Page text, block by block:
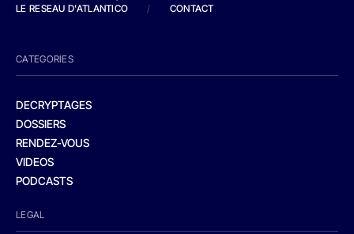
LE RESEAU D'ATLANTICO
/ CONTACT
CATEGORIES
DECRYPTAGES
DOSSIERS
RENDEZ-VOUS
VIDEOS
PODCASTS
LEGAL